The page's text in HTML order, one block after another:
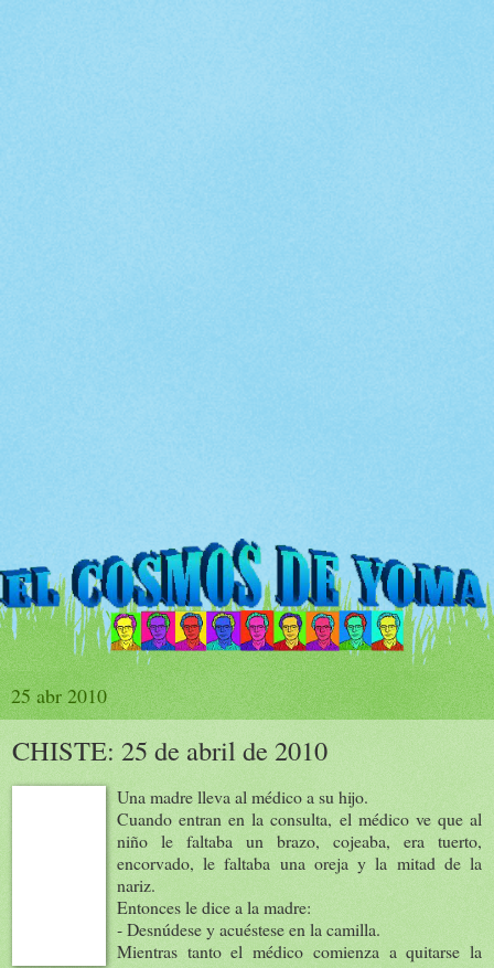
25 abr 2010
CHISTE: 25 de abril de 2010
Una madre lleva al médico a su hijo.
Cuando entran en la consulta, el médico ve que al
niño le faltaba un brazo, cojeaba, era tuerto,
encorvado, le faltaba una oreja y la mitad de la
nariz.
Entonces le dice a la madre:
- Desnúdese y acuéstese en la camilla.
Mientras tanto el médico comienza a quitarse la